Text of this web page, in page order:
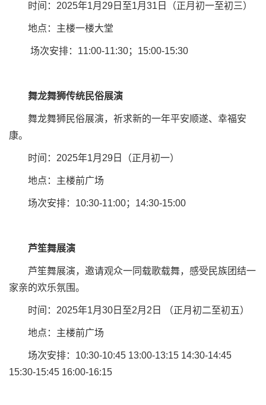
时间：2025年1月29日至1月31日（正月初一至初三）
地点：主楼一楼大堂
场次安排：11:00-11:30；15:00-15:30
舞龙舞狮传统民俗展演
舞龙舞狮民俗展演，祈求新的一年平安顺遂、幸福安
康。
时间：2025年1月29日（正月初一）
地点：主楼前广场
场次安排：10:30-11:00；14:30-15:00
芦笙舞展演
芦笙舞展演，邀请观众一同载歌载舞，感受民族团结一
家亲的欢乐氛围。
时间：2025年1月30日至2月2日 （正月初二至初五）
地点：主楼前广场
场次安排：10:30-10:45 13:00-13:15 14:30-14:45
15:30-15:45 16:00-16:15